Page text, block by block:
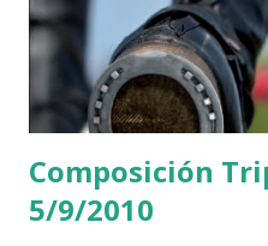
Composición
5/9/2010